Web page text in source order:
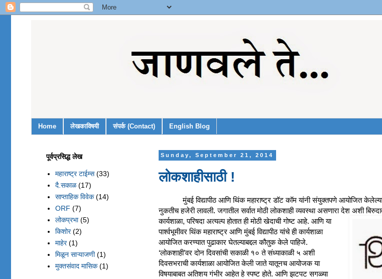
Home लेखकाविषयी संपर्क (Contact) English Blog
Sunday, September 21, 2014
लोकशाहीसाठी !
मुंबई विद्यापीठ आणि थिंक महाराष्ट्र डॉट कॉम यांनी संयुक्तपणे आयोजित
नुकतीच हजेरी लावली. जगातील सर्वात मोठी लोकशाही व्यवस्था असणारा देश अशी
कार्यशाळा, परिषदा अत्यल्प होतात ही मोठी खेदाची गोष्ट आहे. आणि या
पार्श्वभूमीवर थिंक महाराष्ट्र आणि मुंबई विद्यापीठ यांचे ही कार्यशाळा
आयोजित करण्यात पुढाकार घेतल्याबद्दल कौतुक केले पाहिजे.
‘लोकशाही’वर दोन दिवसांची सकाळी १० ते संध्याकाळी ५ अशी
दिवसभराची कार्यशाळा आयोजित केली जाते यातूनच आयोजक या
विषयाबाबत अतिशय गंभीर आहेत हे स्पष्ट होते. आणि झटपट सगळ्या
पूर्वप्रसिद्ध लेख
महाराष्ट्र टाईम्स (33)
दै.सकाळ (17)
साप्ताहिक विवेक (14)
ORF (7)
लोकप्रभा (5)
किशोर (2)
माहेर (1)
मिळून साऱ्याजणी (1)
मुक्तसंवाद मासिक (1)